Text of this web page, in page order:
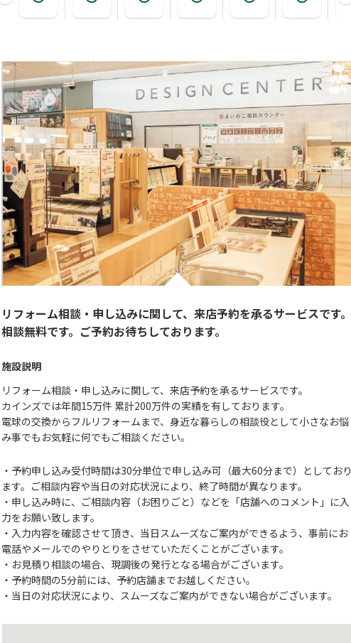
リフォーム相談・申し込みに関して、来店予約を承るサービスです。
相談無料です。ご予約お待ちしております。
施設説明
リフォーム相談・申し込みに関して、来店予約を承るサービスです。
カインズでは年間15万件 累計200万件の実績を有しております。
電球の交換からフルリフォームまで、身近な暮らしの相談役として小さなお悩
み事でもお気軽に何でもご相談ください。
・予約申し込み受付時間は30分単位で申し込み可（最大60分まで）としており
ます。ご相談内容や当日の対応状況により、終了時間が異なります。
・申し込み時に、ご相談内容（お困りごと）などを「店舗へのコメント」に入
力をお願い致します。
・入力内容を確認させて頂き、当日スムーズなご案内ができるよう、事前にお
電話やメールでのやりとりをさせていただくことがございます。
・お見積り相談の場合、現調後の発行となる場合がございます。
・予約時間の5分前には、予約店舗までお越しください。
・当日の対応状況により、スムーズなご案内ができない場合がございます。